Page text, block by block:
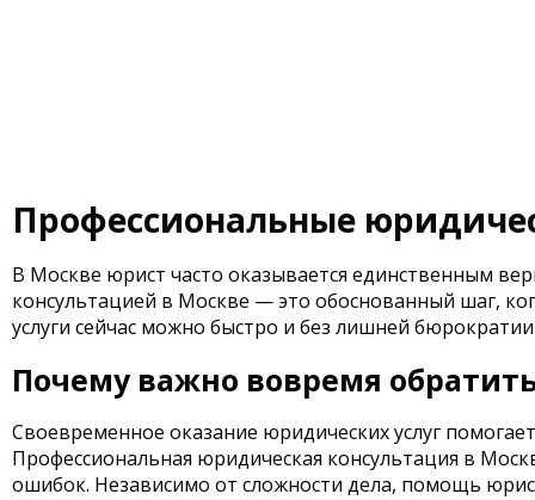
Профессиональные
В Москве юрист часто оказывается единственным
консультацией в Москве — это обоснованный шаг,
услуги сейчас можно быстро и без лишней
Почему важно вовремя
Своевременное оказание юридических услуг
Профессиональная юридическая консультация в
ошибок. Независимо от сложности дела, помощь